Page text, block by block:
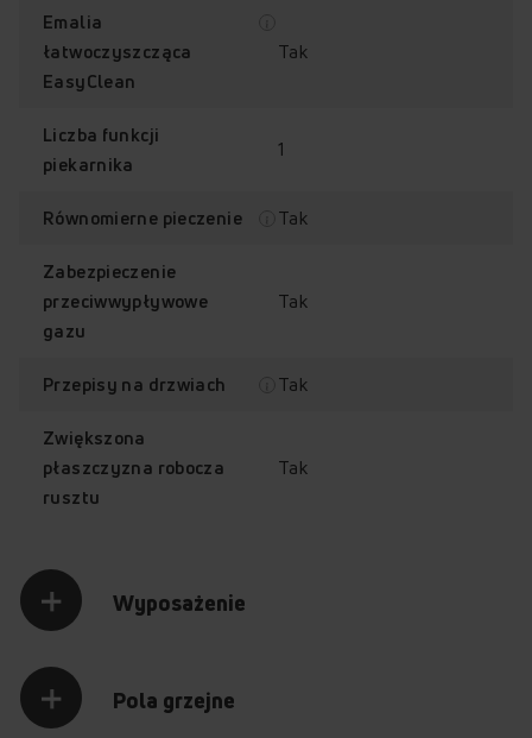
Emalia
łatwoczyszcząca
Klasa energetyczna A
Emalia
łatwoczyszcząca
EasyClean
Tak
Liczba funkcji
piekarnika
1
Równomierne pieczenie Tak
Zabezpieczenie
przeciwwypływowe
gazu
Tak
Przepisy na drzwiach Tak
Zwiększona
płaszczyzna robocza
rusztu
Tak
Wyposażenie
Pola grzejne